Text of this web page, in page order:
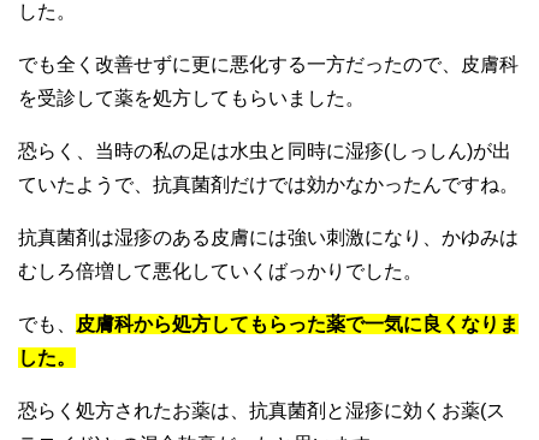
した。
でも全く改善せずに更に悪化する一方だったので、皮膚科
を受診して薬を処方してもらいました。
恐らく、当時の私の足は水虫と同時に湿疹(しっしん)が出
ていたようで、抗真菌剤だけでは効かなかったんですね。
抗真菌剤は湿疹のある皮膚には強い刺激になり、かゆみは
むしろ倍増して悪化していくばっかりでした。
でも、
皮膚科から処方してもらった薬で一気に良くなりま
した。
恐らく処方されたお薬は、抗真菌剤と湿疹に効くお薬(ス